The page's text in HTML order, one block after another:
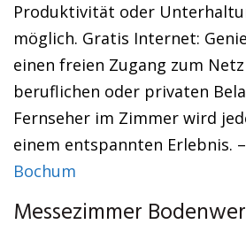
Produktivität oder
möglich. Gratis Internet:
einen freien Zugang zum
beruflichen oder privaten
Fernseher im Zimmer wird
einem entspannten Erlebnis. –
Bochum
Messezimmer